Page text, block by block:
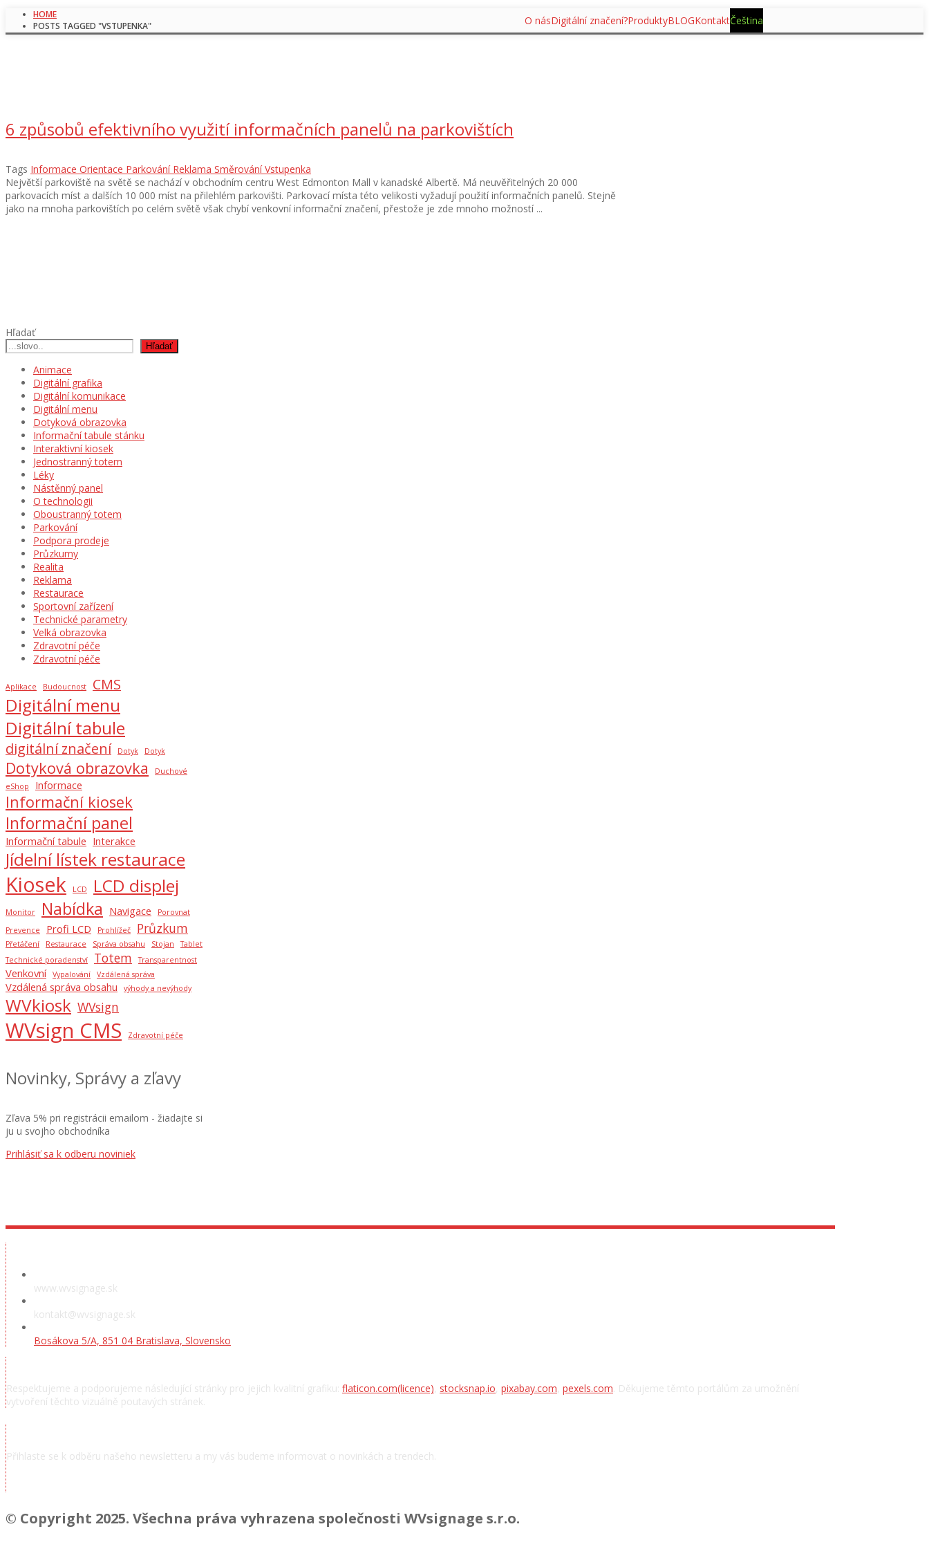
O násDigitální značení?ProduktyBLOGKontaktČeština
HOME
POSTS TAGGED "VSTUPENKA"
6 způsobů efektivního využití informačních panelů na parkovištích
Tags Informace Orientace Parkování Reklama Směrování Vstupenka
Největší parkoviště na světě se nachází v obchodním centru West Edmonton Mall v kanadské Albertě. Má neuvěřitelných 20 000
parkovacích míst a dalších 10 000 míst na přilehlém parkovišti. Parkovací místa této velikosti vyžadují použití informačních panelů. Stejně
jako na mnoha parkovištích po celém světě však chybí venkovní informační značení, přestože je zde mnoho možností ...
Hľadať
Hľadať
Animace
Digitální grafika
Digitální komunikace
Digitální menu
Dotyková obrazovka
Informační tabule stánku
Interaktivní kiosek
Jednostranný totem
Léky
Nástěnný panel
O technologii
Oboustranný totem
Parkování
Podpora prodeje
Průzkumy
Realita
Reklama
Restaurace
Sportovní zařízení
Technické parametry
Velká obrazovka
Zdravotní péče
Zdravotní péče
Aplikace Budoucnost CMS
Digitální menu
Digitální tabule
digitální značení Dotyk Dotyk
Dotyková obrazovka
Duchové
eShop
Informace
Informační kiosek
Informační panel
Informační tabule Interakce
Jídelní lístek restaurace
Kiosek LCD LCD displej
Monitor Nabídka Navigace
Porovnat
Prevence
Profi LCD Prohlížeč Průzkum
Přetáčení Restaurace Správa obsahu Stojan
Tablet
Technické poradenství
Totem Transparentnost
Venkovní Vypalování Vzdálená správa
Vzdálená správa obsahu výhody a nevýhody
WVkiosk WVsign
WVsign CMS Zdravotní péče
Novinky, Správy a zľavy
Zľava 5% pri registrácii emailom - žiadajte si
ju u svojho obchodníka
Prihlásiť sa k odberu noviniek
www.wvsignage.sk
kontakt@wvsignage.sk
Bosákova 5/A, 851 04 Bratislava, Slovensko
Respektujeme a podporujeme následující stránky pro jejich kvalitní grafiku: flaticon.com(licence), stocksnap.io, pixabay.com, pexels.com . Děkujeme těmto portálům za umožnění
vytvoření těchto vizuálně poutavých stránek.
Přihlaste se k odběru našeho newsletteru a my vás budeme informovat o novinkách a trendech.
© Copyright 2025. Všechna práva vyhrazena společnosti WVsignage s.r.o.